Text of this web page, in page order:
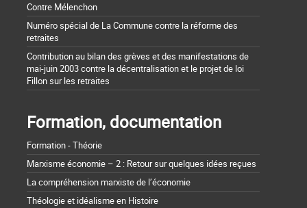
Contre Mélenchon
Numéro spécial de La Commune contre la réforme des
retraites
Contribution au bilan des grèves et des manifestations de
mai-juin 2003 contre la décentralisation et le projet de loi
Fillon sur les retraites
Formation, documentation
Formation - Théorie
Marxisme économie – 2 : Retour sur quelques idées reçues
La compréhension marxiste de l’économie
Théologie et idéalisme en Histoire